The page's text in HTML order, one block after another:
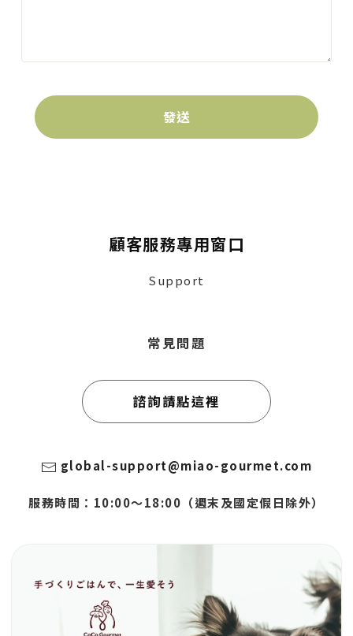
發送
顧客服務專用窗口
Support
常見問題
諮詢請點這裡
global-support@miao-gourmet.com
服務時間：10:00～18:00（週末及國定假日除外）